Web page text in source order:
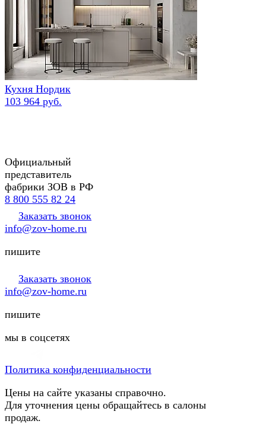
Кухня Нордик
103 964 руб.
Официальный
представитель
фабрики ЗОВ в РФ
8 800 555 82 24
Заказать звонок
info@zov-home.ru
пишите
Заказать звонок
info@zov-home.ru
пишите
мы в соцсетях
Политика конфиденциальности
Цены на сайте указаны справочно.
Для уточнения цены обращайтесь в салоны
продаж.